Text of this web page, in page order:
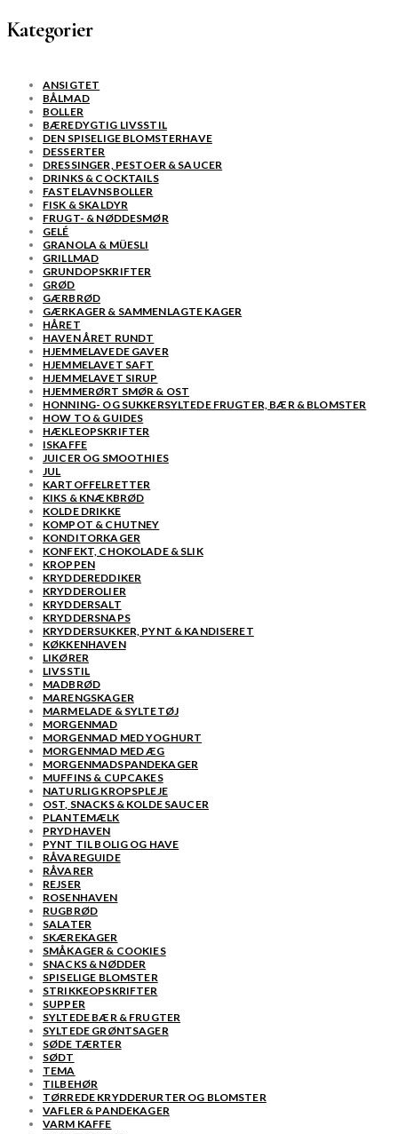
Kategorier
ANSIGTET
BÅLMAD
BOLLER
BÆREDYGTIG LIVSSTIL
DEN SPISELIGE BLOMSTERHAVE
DESSERTER
DRESSINGER, PESTOER & SAUCER
DRINKS & COCKTAILS
FASTELAVNSBOLLER
FISK & SKALDYR
FRUGT- & NØDDESMØR
GELÉ
GRANOLA & MÜESLI
GRILLMAD
GRUNDOPSKRIFTER
GRØD
GÆRBRØD
GÆRKAGER & SAMMENLAGTE KAGER
HÅRET
HAVEN ÅRET RUNDT
HJEMMELAVEDE GAVER
HJEMMELAVET SAFT
HJEMMELAVET SIRUP
HJEMMERØRT SMØR & OST
HONNING- OG SUKKERSYLTEDE FRUGTER, BÆR & BLOMSTER
HOW TO & GUIDES
HÆKLEOPSKRIFTER
ISKAFFE
JUICER OG SMOOTHIES
JUL
KARTOFFELRETTER
KIKS & KNÆKBRØD
KOLDE DRIKKE
KOMPOT & CHUTNEY
KONDITORKAGER
KONFEKT, CHOKOLADE & SLIK
KROPPEN
KRYDDEREDDIKER
KRYDDEROLIER
KRYDDERSALT
KRYDDERSNAPS
KRYDDERSUKKER, PYNT & KANDISERET
KØKKENHAVEN
LIKØRER
LIVSSTIL
MADBRØD
MARENGSKAGER
MARMELADE & SYLTETØJ
MORGENMAD
MORGENMAD MED YOGHURT
MORGENMAD MED ÆG
MORGENMADSPANDEKAGER
MUFFINS & CUPCAKES
NATURLIG KROPSPLEJE
OST, SNACKS & KOLDE SAUCER
PLANTEMÆLK
PRYDHAVEN
PYNT TIL BOLIG OG HAVE
RÅVAREGUIDE
RÅVARER
REJSER
ROSENHAVEN
RUGBRØD
SALATER
SKÆREKAGER
SMÅKAGER & COOKIES
SNACKS & NØDDER
SPISELIGE BLOMSTER
STRIKKEOPSKRIFTER
SUPPER
SYLTEDE BÆR & FRUGTER
SYLTEDE GRØNTSAGER
SØDE TÆRTER
SØDT
TEMA
TILBEHØR
TØRREDE KRYDDERURTER OG BLOMSTER
VAFLER & PANDEKAGER
VARM KAFFE